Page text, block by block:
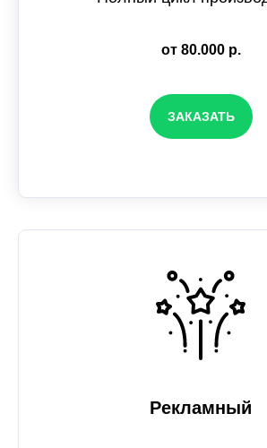
от 80.000 р.
ЗАКАЗАТЬ
Рекламный